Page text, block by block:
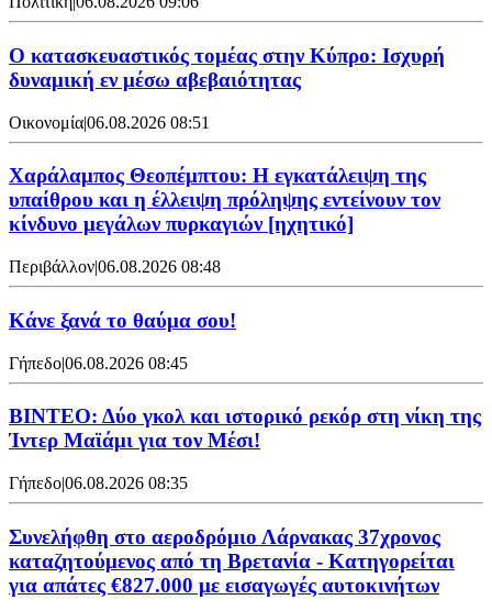
Ο κατασκευαστικός τομέας στην Κύπρο: Ισχυρή
δυναμική εν μέσω αβεβαιότητας
Οικονομία|06.08.2026 08:51
Χαράλαμπος Θεοπέμπτου: Η εγκατάλειψη της
υπαίθρου και η έλλειψη πρόληψης εντείνουν τον
κίνδυνο μεγάλων πυρκαγιών [ηχητικό]
Περιβάλλον|06.08.2026 08:48
Κάνε ξανά το θαύμα σου!
Γήπεδο|06.08.2026 08:45
ΒΙΝΤΕΟ: Δύο γκολ και ιστορικό ρεκόρ στη νίκη της
Ίντερ Μαϊάμι για τον Μέσι!
Γήπεδο|06.08.2026 08:35
Συνελήφθη στο αεροδρόμιο Λάρνακας 37χρονος
καταζητούμενος από τη Βρετανία - Κατηγορείται
για απάτες €827.000 με εισαγωγές αυτοκινήτων